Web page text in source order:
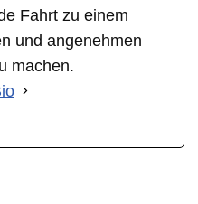
Fahrt zu einem
und angenehmen
machen.